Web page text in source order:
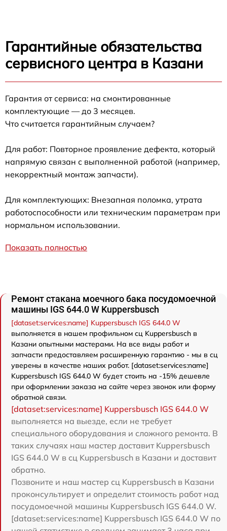
Гарантийные обязательства
сервисного центра в Казани
Гарантия от сервиса: на смонтированные
комплектующие — до 3 месяцев.
Что считается гарантийным случаем?
Для работ: Повторное проявление дефекта, который
напрямую связан с выполненной работой (например,
некорректный монтаж запчасти).
Для комплектующих: Внезапная поломка, утрата
работоспособности или техническим параметрам при
нормальном использовании.
Показать полностью
Ремонт стакана моечного бака посудомоечной
машины IGS 644.0 W Kuppersbusch
[dataset:services:name] Kuppersbusch IGS 644.0 W
выполняется в нашем профильном сц Kuppersbusch в
Казани опытными мастерами. На все виды работ и
запчасти предоставляем расширенную гарантию - мы в сц
уверены в качестве наших работ. [dataset:services:name]
Kuppersbusch IGS 644.0 W будет стоить на -15% дешевле
при оформлении заказа на сайте через звонок или форму
обратной связи.
[dataset:services:name] Kuppersbusch IGS 644.0 W
выполняется на выезде, если не требует
специального оборудования и сложного ремонта. В
таких случаях наш мастер доставит Kuppersbusch
IGS 644.0 W в сц Kuppersbusch в Казани и доставит
обратно.
Позвоните и наш мастер сц Kuppersbusch в Казани
проконсультирует и определит стоимость работ над
посудомоечной машины Kuppersbusch IGS 644.0 W.
[dataset:services:name] Kuppersbusch IGS 644.0 W по